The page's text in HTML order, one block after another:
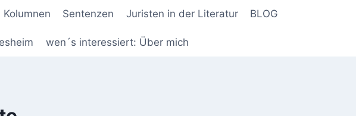
Kolumnen Sentenzen Juristen in der Literatur BLOG
wen´s interessiert: Über mich